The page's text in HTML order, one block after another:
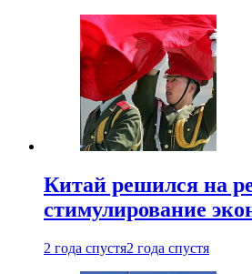
Китай решился на
стимулирование
2 года спустя2 года спустя